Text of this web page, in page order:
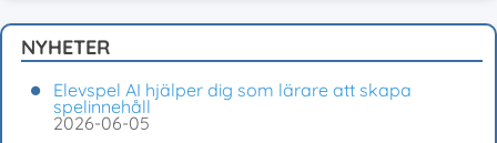
NYHETER
Elevspel AI hjälper dig som lärare att skapa
spelinnehåll
2026-06-05